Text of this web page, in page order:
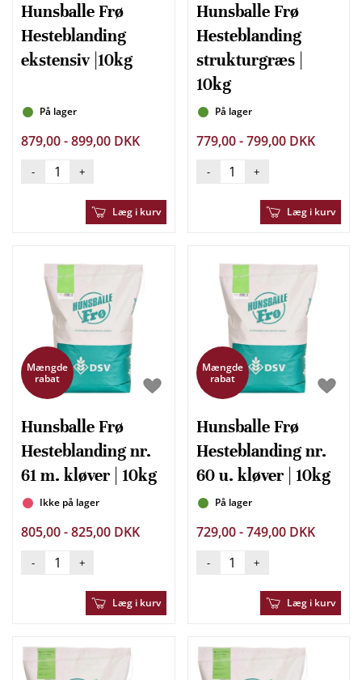
Hunsballe Frø
Hesteblanding
ekstensiv |10kg
På lager
879,00 - 899,00 DKK
- +
Læg i kurv
Hunsballe Frø
Hesteblanding
strukturgræs |
10kg
På lager
779,00 - 799,00 DKK
- +
Læg i kurv
Mængde
rabat
Hunsballe Frø
Hesteblanding nr.
61 m. kløver | 10kg
Ikke på lager
805,00 - 825,00 DKK
- +
Læg i kurv
Mængde
rabat
Hunsballe Frø
Hesteblanding nr.
60 u. kløver | 10kg
På lager
729,00 - 749,00 DKK
- +
Læg i kurv